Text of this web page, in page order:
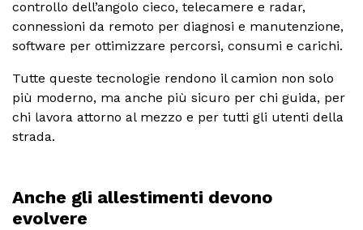
controllo dell’angolo cieco, telecamere e radar,
connessioni da remoto per diagnosi e manutenzione,
software per ottimizzare percorsi, consumi e carichi.
Tutte queste tecnologie rendono il camion non solo
più moderno, ma anche più sicuro per chi guida, per
chi lavora attorno al mezzo e per tutti gli utenti della
strada.
Anche gli allestimenti devono
evolvere